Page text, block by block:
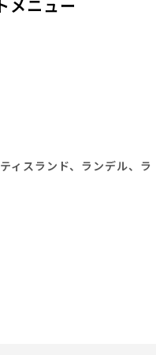
メニュー
ィスランド、ランデル、